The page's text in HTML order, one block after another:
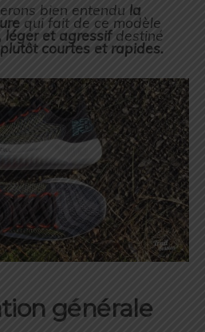
bien entendu la
qui fait de ce modèle
léger et agressifdestiné
courtes et rapides.
générale